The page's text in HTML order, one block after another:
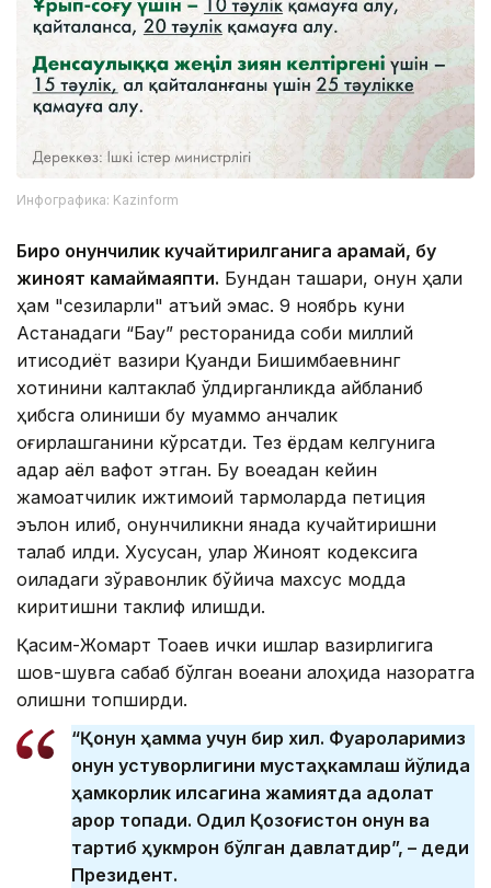
Инфографика: Kazinform
Бироқ қонунчилик кучайтирилганига қарамай, бу
жиноят камаймаяпти. Бундан ташқари, қонун ҳали
ҳам "сезиларли" қатъий эмас. 9 ноябрь куни
Астанадаги “Бау” ресторанида собиқ миллий
иқтисодиёт вазири Қуандиқ Бишимбаевнинг
хотинини калтаклаб ўлдирганликда айбланиб
ҳибсга олиниши бу муаммо қанчалик
оғирлашганини кўрсатди. Тез ёрдам келгунига
қадар аёл вафот этган. Бу воқеадан кейин
жамоатчилик ижтимоий тармоқларда петиция
эълон қилиб, қонунчиликни янада кучайтиришни
талаб қилди. Хусусан, улар Жиноят кодексига
оиладаги зўравонлик бўйича махсус модда
киритишни таклиф қилишди.
Қасим-Жомарт Тоқаев ички ишлар вазирлигига
шов-шувга сабаб бўлган воқеани алоҳида назоратга
олишни топширди.
“Қонун ҳамма учун бир хил. Фуқароларимиз
қонун устуворлигини мустаҳкамлаш йўлида
ҳамкорлик қилсагина жамиятда адолат
қарор топади. Одил Қозоғистон қонун ва
тартиб ҳукмрон бўлган давлатдир”, – деди
Президент.